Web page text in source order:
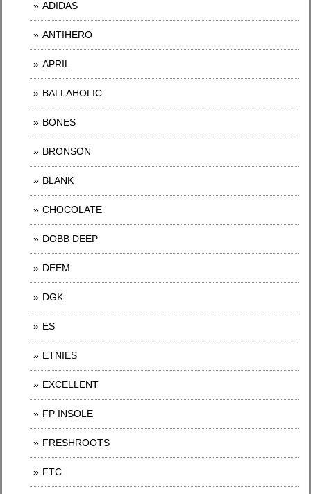
ADIDAS
ANTIHERO
APRIL
BALLAHOLIC
BONES
BRONSON
BLANK
CHOCOLATE
DOBB DEEP
DEEM
DGK
ES
ETNIES
EXCELLENT
FP INSOLE
FRESHROOTS
FTC